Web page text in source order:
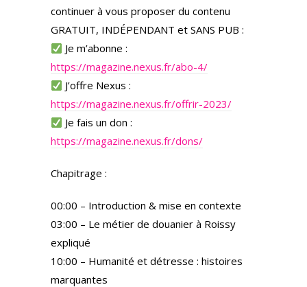
continuer à vous proposer du contenu
GRATUIT, INDÉPENDANT et SANS PUB :
Je m’abonne :
https://magazine.nexus.fr/abo-4/
J’offre Nexus :
https://magazine.nexus.fr/offrir-2023/
Je fais un don :
https://magazine.nexus.fr/dons/
Chapitrage :
00:00 – Introduction & mise en contexte
03:00 – Le métier de douanier à Roissy
expliqué
10:00 – Humanité et détresse : histoires
marquantes